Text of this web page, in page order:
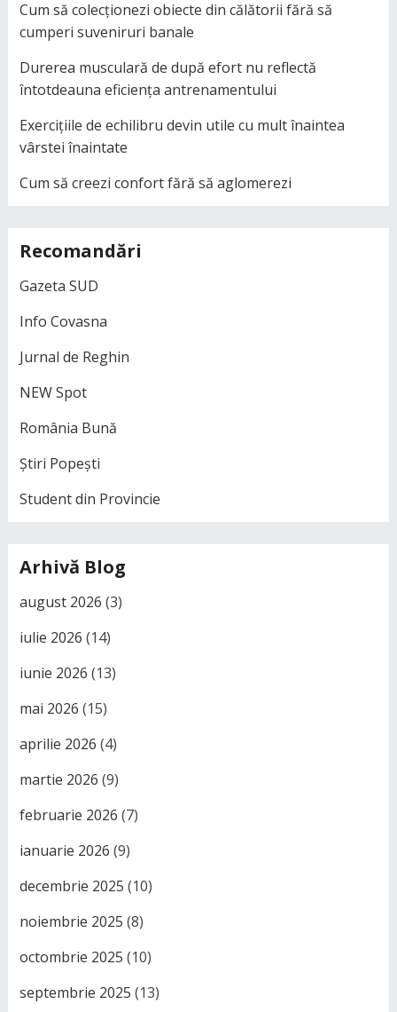
Cum să colecționezi obiecte din călătorii fără să
cumperi suveniruri banale
Durerea musculară de după efort nu reflectă
întotdeauna eficiența antrenamentului
Exercițiile de echilibru devin utile cu mult înaintea
vârstei înaintate
Cum să creezi confort fără să aglomerezi
Recomandări
Gazeta SUD
Info Covasna
Jurnal de Reghin
NEW Spot
România Bună
Știri Popești
Student din Provincie
Arhivă Blog
august 2026 (3)
iulie 2026 (14)
iunie 2026 (13)
mai 2026 (15)
aprilie 2026 (4)
martie 2026 (9)
februarie 2026 (7)
ianuarie 2026 (9)
decembrie 2025 (10)
noiembrie 2025 (8)
octombrie 2025 (10)
septembrie 2025 (13)